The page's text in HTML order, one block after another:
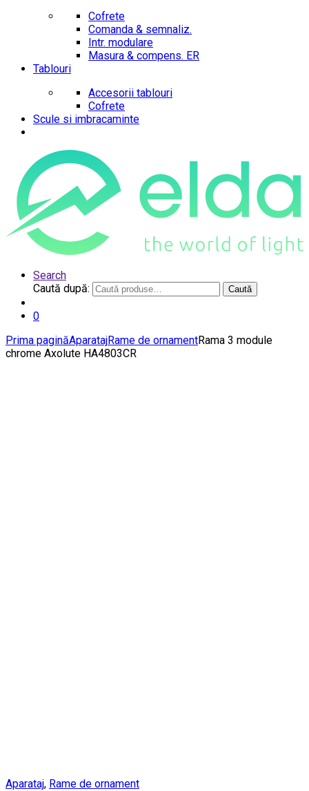
Cofrete
Comanda & semnaliz.
Intr. modulare
Masura & compens. ER
Tablouri
Accesorii tablouri
Cofrete
Scule si imbracaminte
Search
Caută după:
Caută
0
Prima paginăAparatajRame de ornamentRama 3 module
chrome Axolute HA4803CR
Aparataj, Rame de ornament